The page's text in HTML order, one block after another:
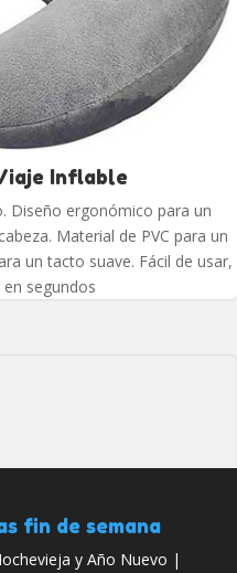
Inflable
Diseño ergonómico para un
Material de PVC para un
un tacto suave. Fácil de usar,
segundos
fin de semana
y Año Nuevo |